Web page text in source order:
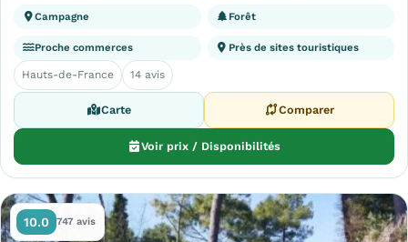
Campagne Forêt
Proche commerces Près de sites touristiques
Hauts-de-France 14 avis
Carte Comparer
Voir prix / Disponibilités
10.0 747 avis